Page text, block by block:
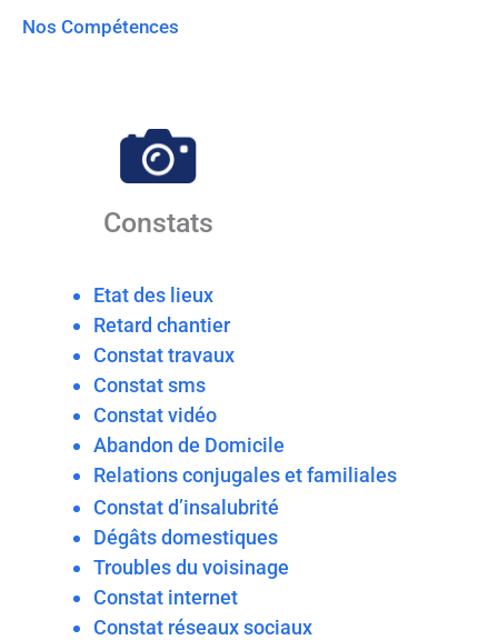
Nos Compétences
Constats
Etat des lieux
Retard chantier
Constat travaux
Constat sms
Constat vidéo
Abandon de Domicile
Relations conjugales et familiales
Constat d’insalubrité
Dégâts domestiques
Troubles du voisinage
Constat internet
Constat réseaux sociaux